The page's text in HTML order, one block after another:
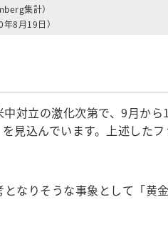
集計）
8月19日）
立の激化次第で、9月か
込んでいます。上述した
なりそうな事象として「黄